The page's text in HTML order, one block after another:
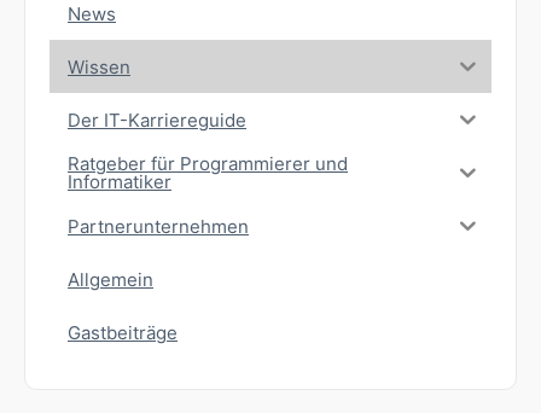
News
Wissen
Der IT-Karriereguide
Ratgeber für Programmierer und
Informatiker
Partnerunternehmen
Allgemein
Gastbeiträge